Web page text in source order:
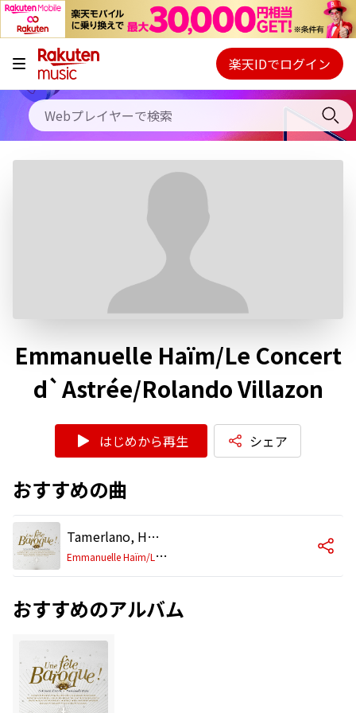
キャンペーン
料金プラン
使い方
Webプレイヤー
ご契約内容の確認・変更
楽天IDでログイン
Emmanuelle Haïm/Le Concert
d`Astrée/Rolando Villazon
はじめから再生 シェア
おすすめの曲
Tamerlano, HWV 18, Act 1: Aria. "Ciel e terra armi di sdegno" (Bajazet)
E
mmanuelle Haïm/Le Concert d`Astrée/Rolando Villazon
おすすめのアルバム